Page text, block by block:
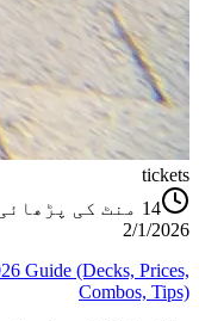
tickets
14 منٹ کی
2/1/2026
Guide (Decks, Prices,
Combos, Tips)